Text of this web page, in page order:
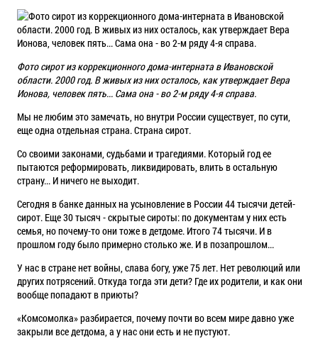
Фото сирот из коррекционного дома-интерната в Ивановской
области. 2000 год. В живых из них осталось, как утверждает Вера
Ионова, человек пять... Сама она - во 2-м ряду 4-я справа.
Мы не любим это замечать, но внутри России существует, по сути,
еще одна отдельная страна. Страна сирот.
Со своими законами, судьбами и трагедиями. Который год ее
пытаются реформировать, ликвидировать, влить в остальную
страну... И ничего не выходит.
Сегодня в банке данных на усыновление в России 44 тысячи детей-
сирот. Еще 30 тысяч - скрытые сироты: по документам у них есть
семья, но почему-то они тоже в детдоме. Итого 74 тысячи. И в
прошлом году было примерно столько же. И в позапрошлом...
У нас в стране нет войны, слава богу, уже 75 лет. Нет революций или
других потрясений. Откуда тогда эти дети? Где их родители, и как они
вообще попадают в приюты?
«Комсомолка» разбирается, почему почти во всем мире давно уже
закрыли все детдома, а у нас они есть и не пустуют.